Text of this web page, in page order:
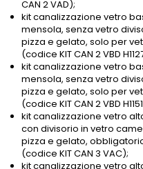
CAN 2 VAD);
kit canalizzazione vetro
mensola, senza vetro
pizza e gelato, solo per
(codice KIT CAN 2 VBD
kit canalizzazione vetro
mensola, senza vetro
pizza e gelato, solo per
(codice KIT CAN 2 VBD
kit canalizzazione vetro
con divisorio in vetro
pizza e gelato,
(codice KIT CAN 3 VAC);
kit canalizzazione vetro